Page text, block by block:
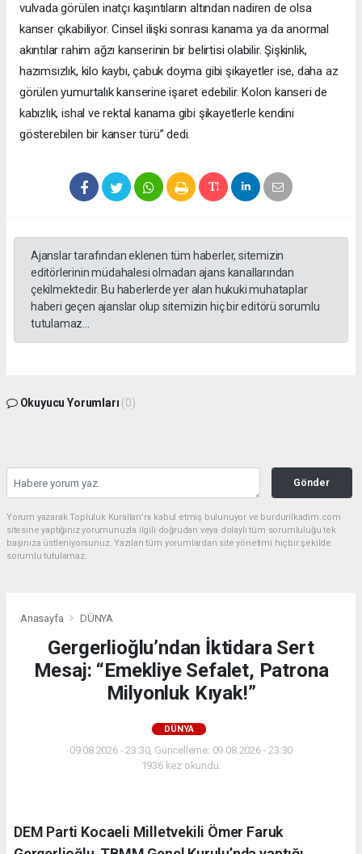
vulvada görülen inatçı kaşıntıların altından nadiren de olsa
kanser çıkabiliyor. Cinsel ilişki sonrası kanama ya da anormal
akıntılar rahim ağzı kanserinin bir belirtisi olabilir. Şişkinlik,
hazımsızlık, kilo kaybı, çabuk doyma gibi şikayetler ise, daha az
görülen yumurtalık kanserine işaret edebilir. Kolon kanseri de
kabızlık, ishal ve rektal kanama gibi şikayetlerle kendini
gösterebilen bir kanser türü” dedi.
Ajanslar tarafından eklenen tüm haberler, sitemizin
editörlerinin müdahalesi olmadan ajans kanallarından
çekilmektedir. Bu haberlerde yer alan hukuki muhataplar
haberi geçen ajanslar olup sitemizin hiç bir editörü sorumlu
tutulamaz...
Okuyucu Yorumları (0)
Gönder
Yorum yazarak Topluluk Kuralları’nı kabul etmiş bulunuyor ve burdurilkadim.com
sitesine yaptığınız yorumunuzla ilgili doğrudan veya dolaylı tüm sorumluluğu tek
başınıza üstleniyorsunuz. Yazılan tüm yorumlardan site yönetimi hiçbir şekilde
sorumlu tutulamaz.
Anasayfa DÜNYA
Gergerlioğlu’ndan İktidara Sert
Mesaj: “Emekliye Sefalet, Patrona
Milyonluk Kıyak!”
DÜNYA
09.08.2026 - 23:30, Güncelleme: 09.08.2026 - 23:30
1936 kez okundu.
DEM Parti Kocaeli Milletvekili Ömer Faruk